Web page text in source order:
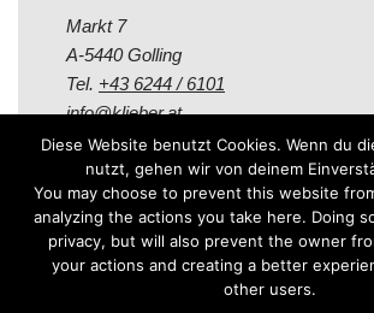
Markt 7
A-5440 Golling
Tel. +43 6244 / 6101
info@klieber.at
Öffungszeiten
Montag - Freitag:
08.00 - 12.00 Uhr
Diese Website benutzt Cookies. Wenn du
nutzt, gehen wir von deinem
You may choose to prevent this website
analyzing the actions you take here. Doing
privacy, but will also prevent the owner
your actions and creating a better
other users.